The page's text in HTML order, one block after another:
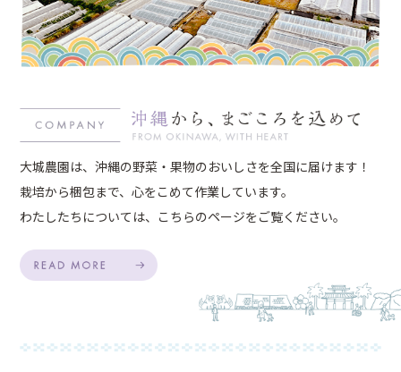
大城農園は、沖縄の野菜・果物のおいしさを全国に届けます！
栽培から梱包まで、心をこめて作業しています。
わたしたちについては、こちらのページをご覧ください。